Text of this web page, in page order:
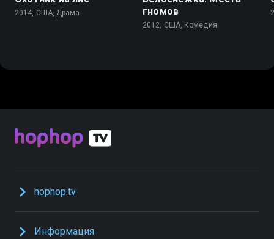
2014, США, Драма
гномов
2012, США, Комедия
hophop.tv
Информация